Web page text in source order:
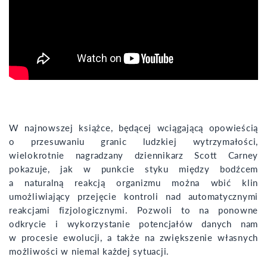
W najnowszej książce, będącej wciągającą opowieścią
o przesuwaniu granic ludzkiej wytrzymałości,
wielokrotnie nagradzany dziennikarz Scott Carney
pokazuje, jak w punkcie styku między bodźcem
a naturalną reakcją organizmu można wbić klin
umożliwiający przejęcie kontroli nad automatycznymi
reakcjami fizjologicznymi. Pozwoli to na ponowne
odkrycie i wykorzystanie potencjałów danych nam
w procesie ewolucji, a także na zwiększenie własnych
możliwości w niemal każdej sytuacji.